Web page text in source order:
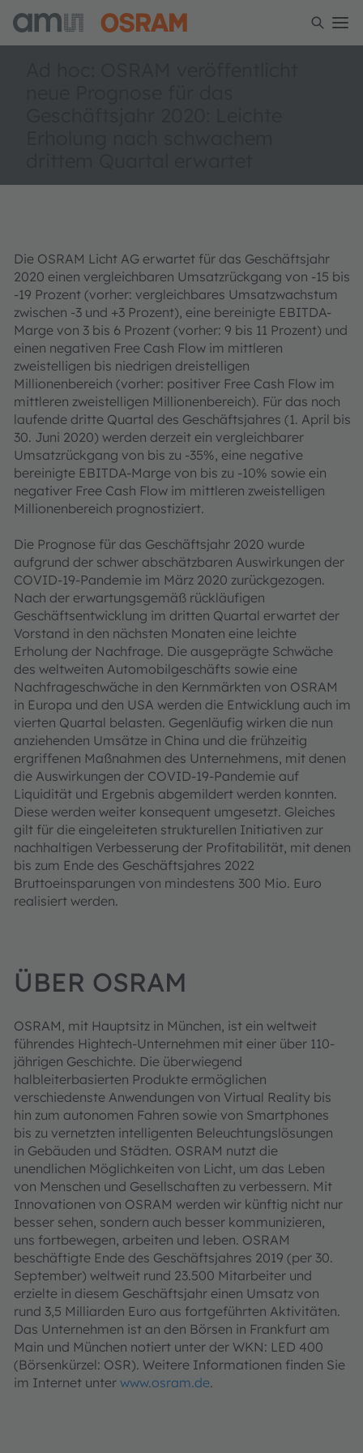
Die OSRAM Licht AG erwartet für das Geschäftsjahr
2020 einen vergleichbaren Umsatzrückgang von -15 bis
-19 Prozent (vorher: vergleichbares Umsatzwachstum
zwischen -3 und +3 Prozent), eine bereinigte EBITDA-
Marge von 3 bis 6 Prozent (vorher: 9 bis 11 Prozent) und
einen negativen Free Cash Flow im mittleren
zweistelligen bis niedrigen dreistelligen
Millionenbereich (vorher: positiver Free Cash Flow im
mittleren zweistelligen Millionenbereich). Für das noch
laufende dritte Quartal des Geschäftsjahres (1. April bis
30. Juni 2020) werden derzeit ein vergleichbarer
Umsatzrückgang von bis zu -35%, eine negative
bereinigte EBITDA-Marge von bis zu -10% sowie ein
negativer Free Cash Flow im mittleren zweistelligen
Millionenbereich prognostiziert.
Die Prognose für das Geschäftsjahr 2020 wurde
aufgrund der schwer abschätzbaren Auswirkungen der
COVID-19-Pandemie im März 2020 zurückgezogen.
Nach der erwartungsgemäß rückläufigen
Geschäftsentwicklung im dritten Quartal erwartet der
Vorstand in den nächsten Monaten eine leichte
Erholung der Nachfrage. Die ausgeprägte Schwäche
des weltweiten Automobilgeschäfts sowie eine
Nachfrageschwäche in den Kernmärkten von OSRAM
in Europa und den USA werden die Entwicklung auch im
vierten Quartal belasten. Gegenläufig wirken die nun
anziehenden Umsätze in China und die frühzeitig
ergriffenen Maßnahmen des Unternehmens, mit denen
die Auswirkungen der COVID-19-Pandemie auf
Liquidität und Ergebnis abgemildert werden konnten.
Diese werden weiter konsequent umgesetzt. Gleiches
gilt für die eingeleiteten strukturellen Initiativen zur
nachhaltigen Verbesserung der Profitabilität, mit denen
bis zum Ende des Geschäftsjahres 2022
Bruttoeinsparungen von mindestens 300 Mio. Euro
realisiert werden.
ÜBER OSRAM
OSRAM, mit Hauptsitz in München, ist ein weltweit
führendes Hightech-Unternehmen mit einer über 110-
jährigen Geschichte. Die überwiegend
halbleiterbasierten Produkte ermöglichen
verschiedenste Anwendungen von Virtual Reality bis
hin zum autonomen Fahren sowie von Smartphones
bis zu vernetzten intelligenten Beleuchtungslösungen
in Gebäuden und Städten. OSRAM nutzt die
unendlichen Möglichkeiten von Licht, um das Leben
von Menschen und Gesellschaften zu verbessern. Mit
Innovationen von OSRAM werden wir künftig nicht nur
besser sehen, sondern auch besser kommunizieren,
uns fortbewegen, arbeiten und leben. OSRAM
beschäftigte Ende des Geschäftsjahres 2019 (per 30.
September) weltweit rund 23.500 Mitarbeiter und
erzielte in diesem Geschäftsjahr einen Umsatz von
rund 3,5 Milliarden Euro aus fortgeführten Aktivitäten.
Das Unternehmen ist an den Börsen in Frankfurt am
Main und München notiert unter der WKN: LED 400
(Börsenkürzel: OSR). Weitere Informationen finden Sie
im Internet unter www.osram.de.